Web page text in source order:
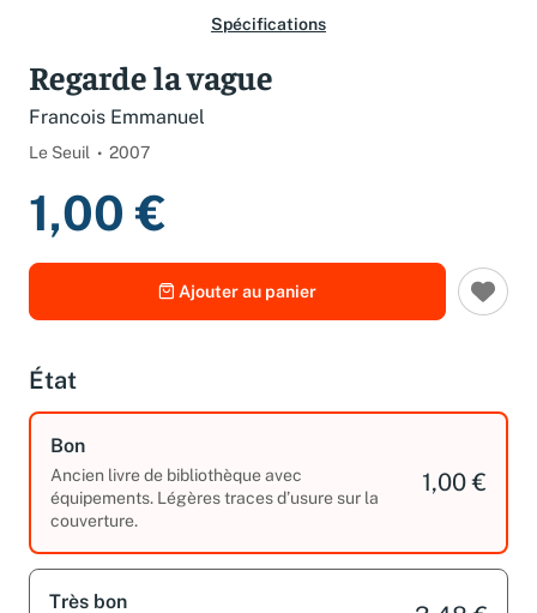
Spécifications
Regarde la vague
Francois Emmanuel
Le Seuil 2007
1,00 €
Ajouter au panier
État
Bon
Ancien livre de bibliothèque avec
équipements. Légères traces d’usure sur la
couverture.
1,00 €
Très bon